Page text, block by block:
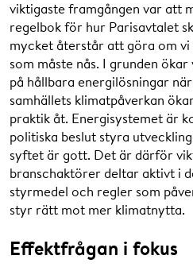
viktigaste framgången var att
regelbok för hur Parisavtalet
mycket återstår att göra om vi
som måste nås. I grunden
på hållbara energilösningar
samhällets klimatpåverkan
praktik åt. Energisystemet är
politiska beslut styra
syftet är gott. Det är därför
branschaktörer deltar aktivt i
styrmedel och regler som
styr rätt mot mer klimatnytta.
Effektfrågan i fokus